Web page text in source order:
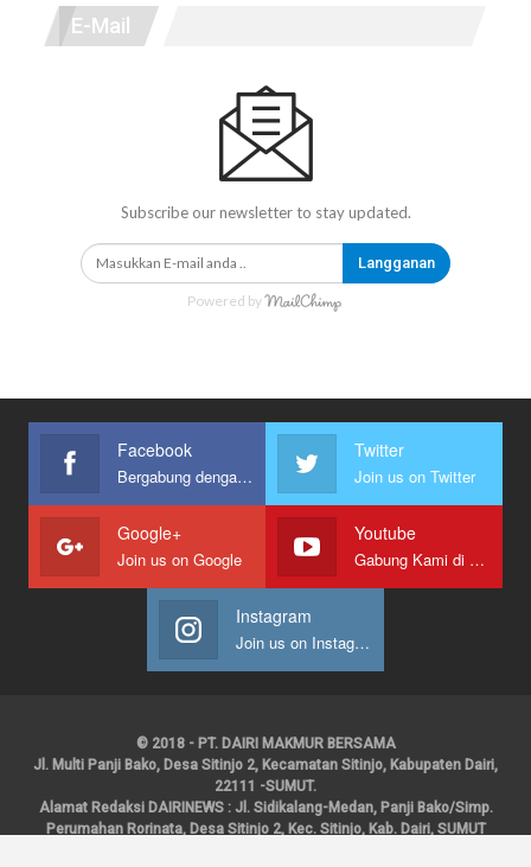
E-Mail
Subscribe our newsletter to stay updated.
Langganan
Powered by
Facebook
Bergabung dengan kami
Twitter
Join us on Twitter
Google+
Join us on Google
Youtube
Gabung Kami di Youtube
Instagram
Join us on Instagram
© 2018 - PT. DAIRI MAKMUR BERSAMA
Jl. Multi Panji Bako, Desa Sitinjo 2, Kecamatan Sitinjo, Kabupaten Dairi,
22111 -SUMUT.
Alamat Redaksi DAIRINEWS : Jl. Sidikalang-Medan, Panji Bako/Simp.
Perumahan Rorinata, Desa Sitinjo 2, Kec. Sitinjo, Kab. Dairi, SUMUT